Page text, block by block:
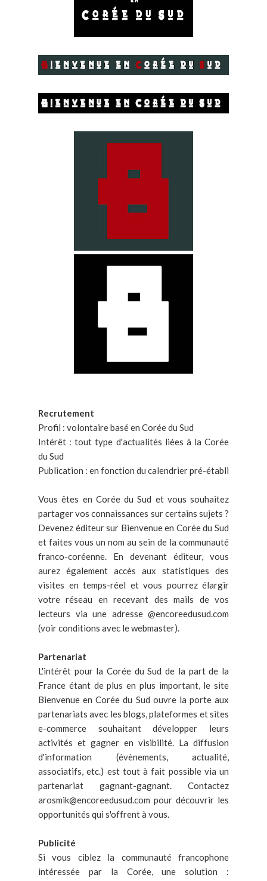
Recrutement
Profil : volontaire basé en Corée du Sud
Intérêt : tout type d'actualités liées à la Corée
du Sud
Publication : en fonction du calendrier pré-établi
Vous êtes en Corée du Sud et vous souhaitez
partager vos connaissances sur certains sujets ?
Devenez éditeur sur Bienvenue en Corée du Sud
et faites vous un nom au sein de la communauté
franco-coréenne. En devenant éditeur, vous
aurez également accès aux statistiques des
visites en temps-réel et vous pourrez élargir
votre réseau en recevant des mails de vos
lecteurs via une adresse @encoreedusud.com
(voir conditions avec le webmaster).
Partenariat
L'intérêt pour la Corée du Sud de la part de la
France étant de plus en plus important, le site
Bienvenue en Corée du Sud ouvre la porte aux
partenariats avec les blogs, plateformes et sites
e-commerce souhaitant développer leurs
activités et gagner en visibilité. La diffusion
d'information (évènements, actualité,
associatifs, etc.) est tout à fait possible via un
partenariat gagnant-gagnant. Contactez
arosmik@encoreedusud.com pour découvrir les
opportunités qui s'offrent à vous.
Publicité
Si vous ciblez la communauté francophone
intéressée par la Corée, une solution :